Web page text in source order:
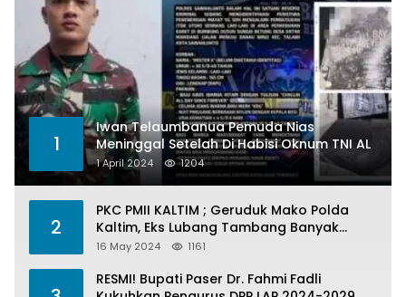
1
Iwan Telaumbanua Pemuda Nias
Meninggal Setelah Di Habisi Oknum TNI AL
1 April 2024 1204
2
PKC PMII KALTIM ; Geruduk Mako Polda
Kaltim, Eks Lubang Tambang Banyak
Menelan Korban
16 May 2024 1161
RESMI! Bupati Paser Dr. Fahmi Fadli